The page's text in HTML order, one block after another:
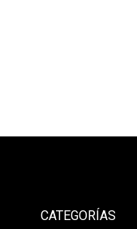
CATEGORÍAS